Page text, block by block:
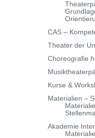
CAS –
Theater der
Choreografie
Kurse &
Materialien –
Akademie